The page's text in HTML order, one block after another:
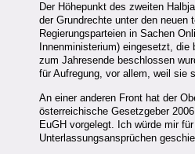
Der Höhepunkt des zweiten
der Grundrechte unter den
Regierungsparteien in Sachen
Innenministerium) eingesetzt,
zum Jahresende beschlossen
für Aufregung, vor allem, weil sie
An einer anderen Front hat der
österreichische Gesetzgeber
EuGH vorgelegt. Ich würde mir
Unterlassungsansprüchen